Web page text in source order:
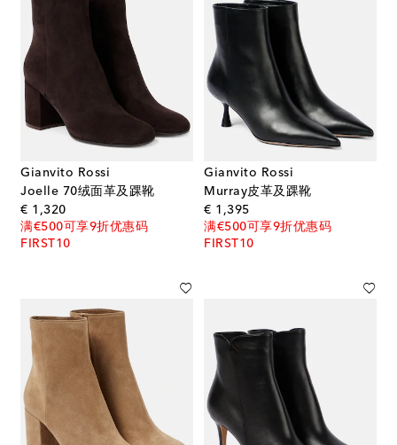
Gianvito Rossi
Joelle 70绒面革及踝靴
€ 1,320original price
满€500可享9折优惠码
FIRST10
Gianvito Rossi
Murray皮革及踝靴
€ 1,395original price
满€500可享9折优惠码
FIRST10